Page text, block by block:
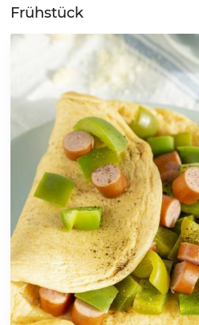
Frühstück